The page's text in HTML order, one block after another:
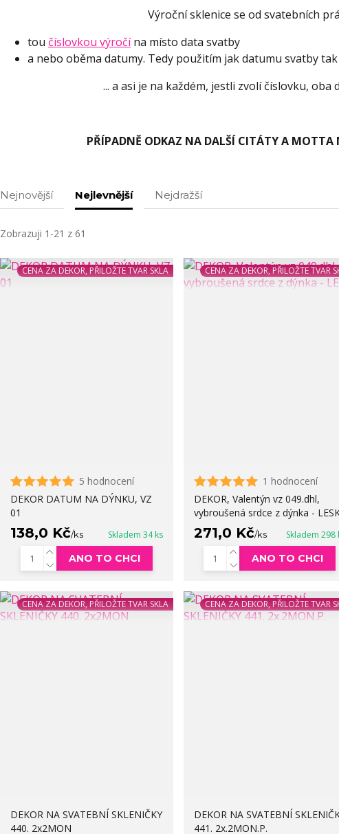
Výroční sklenice se od svatebních
tou číslovkou výročína místo data svatby
a nebo oběma datumy. Tedy použitím jak datumu svatby
... a asi je na každém, jestli zvolí číslovku, oba
PŘÍPADNĚ ODKAZ NA DALŠÍ CITÁTY A MOTTA
Nejnovější Nejlevnější Nejdražší
Zobrazuji 1-21 z 61
CENA ZA DEKOR, PŘILOŽTE TVAR SKLA
5 hodnocení
DEKOR DATUM NA DÝNKU, VZ
01
138,0 Kč/ks Skladem 34 ks
ANO TO CHCI
CENA ZA DEKOR, PŘILOŽTE TVAR
1 hodnocení
DEKOR, Valentýn vz 049.dhl,
vybroušená srdce z dýnka -
271,0 Kč/ks Skladem 298
ANO TO CHCI
CENA ZA DEKOR, PŘILOŽTE TVAR SKLA
DEKOR NA SVATEBNÍ SKLENIČKY
440. 2x2MON
CENA ZA DEKOR, PŘILOŽTE TVAR
DEKOR NA SVATEBNÍ
441. 2x.2MON.P.